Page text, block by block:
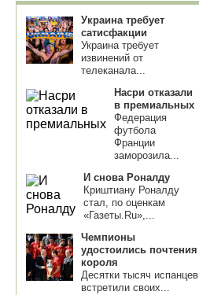
Украина требует
сатисфакции
Украина требует
извинений от
телеканала...
Насри отказали
в премиальных
Федерация
футбола
Франции
заморозила...
И снова Роналду
Криштиану Роналду
стал, по оценкам
«Газеты.Ru»,...
Чемпионы
удостоились почтения
короля
Десятки тысяч испанцев
встретили своих...